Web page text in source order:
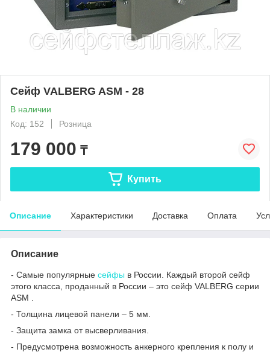
Сейф VALBERG ASM - 28
В наличии
Код: 152
Розница
179 000 ₸
Купить
Описание Характеристики Доставка Оплата
Описание
- Самые популярные сейфы в России. Каждый второй сейф
этого класса, проданный в России – это сейф VALBERG серии
ASM .
- Толщина лицевой панели – 5 мм.
- Защита замка от высверливания.
- Предусмотрена возможность анкерного крепления к полу и